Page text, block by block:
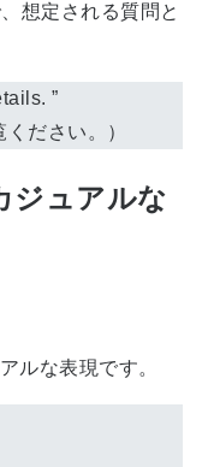
想定される質問と
”
ださい。）
ジュアルな
ルな表現です。